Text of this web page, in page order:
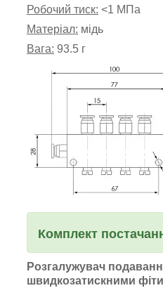
Робочий тиск: <1 МПа
Матеріал: мідь
Вага: 93.5 г
Комплект
Розгалужувач
швидкозатискними